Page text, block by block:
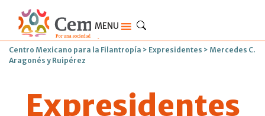
MENU
Centro Mexicano para la Filantropía > Expresidentes > Mercedes C.
Aragonés y Ruipérez
Expresidentes